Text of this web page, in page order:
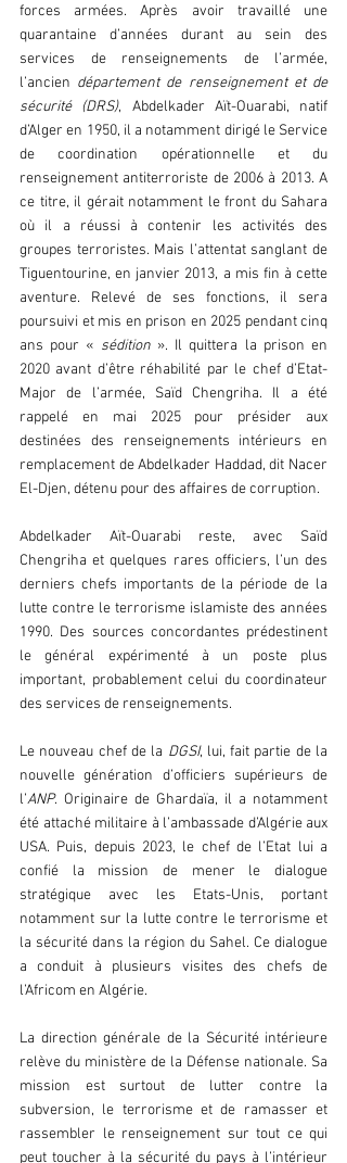
forces armées. Après avoir travaillé une
quarantaine d’années durant au sein des
services de renseignements de l’armée,
l’ancien département de renseignement et de
sécurité (DRS), Abdelkader Aït-Ouarabi, natif
d’Alger en 1950, il a notamment dirigé le Service
de coordination opérationnelle et du
renseignement antiterroriste de 2006 à 2013. A
ce titre, il gérait notamment le front du Sahara
où il a réussi à contenir les activités des
groupes terroristes. Mais l’attentat sanglant de
Tiguentourine, en janvier 2013, a mis fin à cette
aventure. Relevé de ses fonctions, il sera
poursuivi et mis en prison en 2025 pendant cinq
ans pour « sédition ». Il quittera la prison en
2020 avant d’être réhabilité par le chef d’Etat-
Major de l’armée, Saïd Chengriha. Il a été
rappelé en mai 2025 pour présider aux
destinées des renseignements intérieurs en
remplacement de Abdelkader Haddad, dit Nacer
El-Djen, détenu pour des affaires de corruption.
Abdelkader Aït-Ouarabi reste, avec Saïd
Chengriha et quelques rares officiers, l’un des
derniers chefs importants de la période de la
lutte contre le terrorisme islamiste des années
1990. Des sources concordantes prédestinent
le général expérimenté à un poste plus
important, probablement celui du coordinateur
des services de renseignements.
Le nouveau chef de la DGSI, lui, fait partie de la
nouvelle génération d’officiers supérieurs de
l’ANP. Originaire de Ghardaïa, il a notamment
été attaché militaire à l’ambassade d’Algérie aux
USA. Puis, depuis 2023, le chef de l’Etat lui a
confié la mission de mener le dialogue
stratégique avec les Etats-Unis, portant
notamment sur la lutte contre le terrorisme et
la sécurité dans la région du Sahel. Ce dialogue
a conduit à plusieurs visites des chefs de
l’Africom en Algérie.
La direction générale de la Sécurité intérieure
relève du ministère de la Défense nationale. Sa
mission est surtout de lutter contre la
subversion, le terrorisme et de ramasser et
rassembler le renseignement sur tout ce qui
peut toucher à la sécurité du pays à l’intérieur